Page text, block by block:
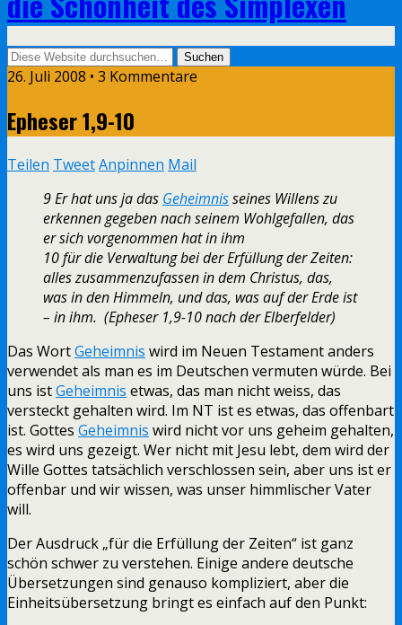
26. Juli 2008 • 3 Kommentare
Epheser 1,9-10
Teilen TweetAnpinnen Mail
9 Er hat uns ja das Geheimnisseines Willens zu
erkennen gegeben nach seinem Wohlgefallen, das
er sich vorgenommen hat in ihm
10 für die Verwaltung bei der Erfüllung der Zeiten:
alles zusammenzufassen in dem Christus, das,
was in den Himmeln, und das, was auf der Erde ist
– in ihm. (Epheser 1,9-10 nach der Elberfelder)
Das WortGeheimnis wird im Neuen Testament anders
verwendet als man es im Deutschen vermuten würde. Bei
uns istGeheimnis etwas, das man nicht weiss, das
versteckt gehalten wird. Im NT ist es etwas, das offenbart
ist. Gottes Geheimnis wird nicht vor uns geheim gehalten,
es wird uns gezeigt. Wer nicht mit Jesu lebt, dem wird der
Wille Gottes tatsächlich verschlossen sein, aber uns ist er
offenbar und wir wissen, was unser himmlischer Vater
will.
Der Ausdruck „für die Erfüllung der Zeiten“ ist ganz
schön schwer zu verstehen. Einige andere deutsche
Übersetzungen sind genauso kompliziert, aber die
Einheitsübersetzung bringt es einfach auf den Punkt: